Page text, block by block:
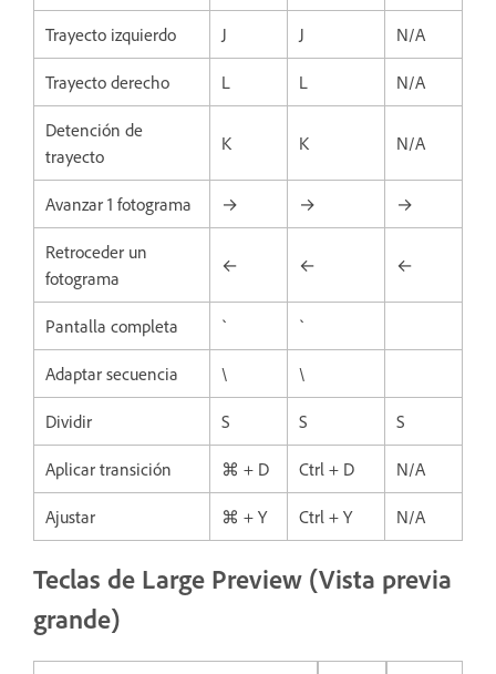
Trayecto izquierdo J J N/A
Trayecto derecho L L N/A
Detención de
trayecto
K K N/A
Avanzar 1 fotograma → → →
Retroceder un
fotograma
← ← ←
Pantalla completa ` `
Adaptar secuencia \ \
Dividir S S S
Aplicar transición ⌘ + D Ctrl + D N/A
Ajustar ⌘ + Y Ctrl + Y N/A
Teclas de Large Preview (Vista previa
grande)